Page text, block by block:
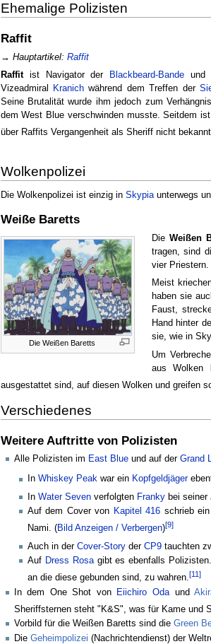
Ehemalige Polizisten
Raffit
→ Hauptartikel: Raffit
Raffitist Navigator der Blackbeard-Bande und
Vizeadmiral
Kranich während dem Treffen der
Seine Brutalität wurde ihm jedoch zum
dem West Blue verschwinden musste. Seitdem
über Raffits Vergangenheit als Sheriff nicht
Wolkenpolizei
Die Wolkenpolizei ist einzig in Skypiaunterwegs
Weiße Baretts
Die Weißen Baretts
Die Weißen
tragen, sind
vier
Meist
haben sie
Faust,
Hand hinter
sie, wie in
Um
aus Wolken
ausgestattet sind, auf diesen Wolken und greifen
Verschiedenes
Weitere Auftritte von Polizisten
Alle Polizisten im East Blueund auf der Grand
In Whiskey Peakwar ein Kopfgeldjäger
In Water Sevenverfolgten Frankybei seiner
Auf dem Cover von Kapitel 416 schrieb
Nami. (Bild Anzeigen / Verbergen)[9]
Auch in der Cover-Storyder CP9tauchten
Auf Dress Rosagibt es ebenfalls
an die diese gebunden sind, zu wahren.[11]
In dem One Shot von Eiichiro Odaund
Sheriffsternen steht "K&S", was für Kame und
Vorbild für die Weißen Baretts sind die Green
Die Geheimpolizei (Nachrichtendienst) der